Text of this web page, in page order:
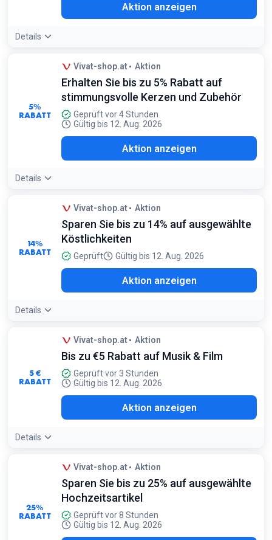
Aktion anzeigen
Details
5%
RABATT
Vivat-shop.at Aktion
Erhalten Sie bis zu 5% Rabatt auf
stimmungsvolle Kerzen und Zubehör
Geprüft vor 4 Stunden
Gültig bis 12. Aug. 2026
Aktion anzeigen
Details
14%
RABATT
Vivat-shop.at Aktion
Sparen Sie bis zu 14% auf ausgewählte
Köstlichkeiten
Geprüft Gültig bis 12. Aug. 2026
Aktion anzeigen
Details
5 €
RABATT
Vivat-shop.at Aktion
Bis zu €5 Rabatt auf Musik & Film
Geprüft vor 3 Stunden
Gültig bis 12. Aug. 2026
Aktion anzeigen
Details
25%
RABATT
Vivat-shop.at Aktion
Sparen Sie bis zu 25% auf ausgewählte
Hochzeitsartikel
Geprüft vor 8 Stunden
Gültig bis 12. Aug. 2026